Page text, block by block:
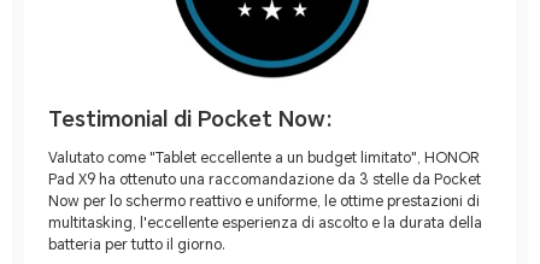
Testimonial di Pocket Now:
Valutato come "Tablet eccellente a un budget limitato", HONOR
Pad X9 ha ottenuto una raccomandazione da 3 stelle da Pocket
Now per lo schermo reattivo e uniforme, le ottime prestazioni di
multitasking, l'eccellente esperienza di ascolto e la durata della
batteria per tutto il giorno.